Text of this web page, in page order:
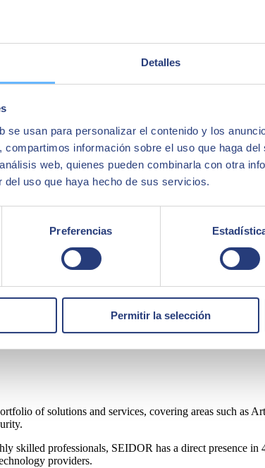
Detalles
se usan para personalizar el contenido y los
compartimos información sobre el uso que haga
web, quienes pueden combinarla con otra
del uso que haya hecho de sus servicios.
Preferencias
Permitir la selección
los equipos trabajar juntos de forma remota y en
para participar en el trabajo de oficina tradicional.
sin temor a represalias.
en su labor de
de las
del equipo, cosa que permite a las empresas lidiar
han abierto una ventana para demostrar que se
políticas de diversidad en línea, lo que solidifica una
demográfica en el lugar de trabajo, sino también
y experiencias de vida diversas. Con ellas se
las empresas pueden confiar en herramientas
pueden identificar áreas donde se necesitan
a cumplir con sus objetivos de inclusión, sino que
en el proceso de selección, la tecnología ha
también se fomenta una cultura empresarial
sigan utilizando la tecnología de manera
anteriormente expuestas son, a su vez, una prueba
of solutions and services, covering areas such as
skilled professionals, SEIDOR has a direct presence
providers.